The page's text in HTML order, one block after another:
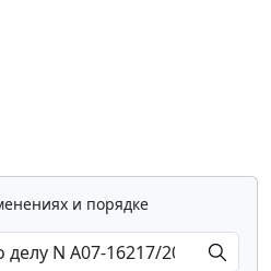
и порядке